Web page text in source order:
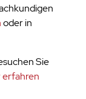
oder in
Sie
erfahren